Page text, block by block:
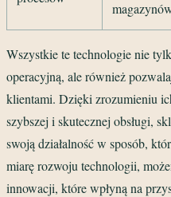
Wszystkie te technologie nie
operacyjną, ale również
klientami. Dzięki zrozumieniu
szybszej i skutecznej obsługi,
swoją działalność w sposób,
miarę rozwoju technologii,
innowacji, które wpłyną na